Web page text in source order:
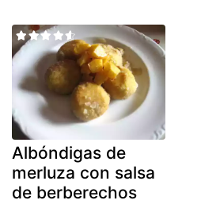
Albóndigas de
merluza con salsa
de berberechos